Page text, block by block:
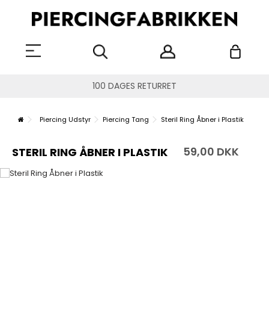
100 DAGES RETURRET
Piercing Udstyr Piercing Tang Steril Ring Åbner i Plastik
STERIL RING ÅBNER I PLASTIK 59,00 DKK